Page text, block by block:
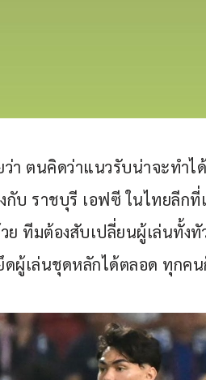
า ตนคิดว่าแนวรับน่าจะทำไ
บ ราชบุรี เอฟซี ในไทยลีกที่
ย ทีมต้องสับเปลี่ยนผู้เล่นทั้ง
ดผู้เล่นชุดหลักได้ตลอด ทุกค